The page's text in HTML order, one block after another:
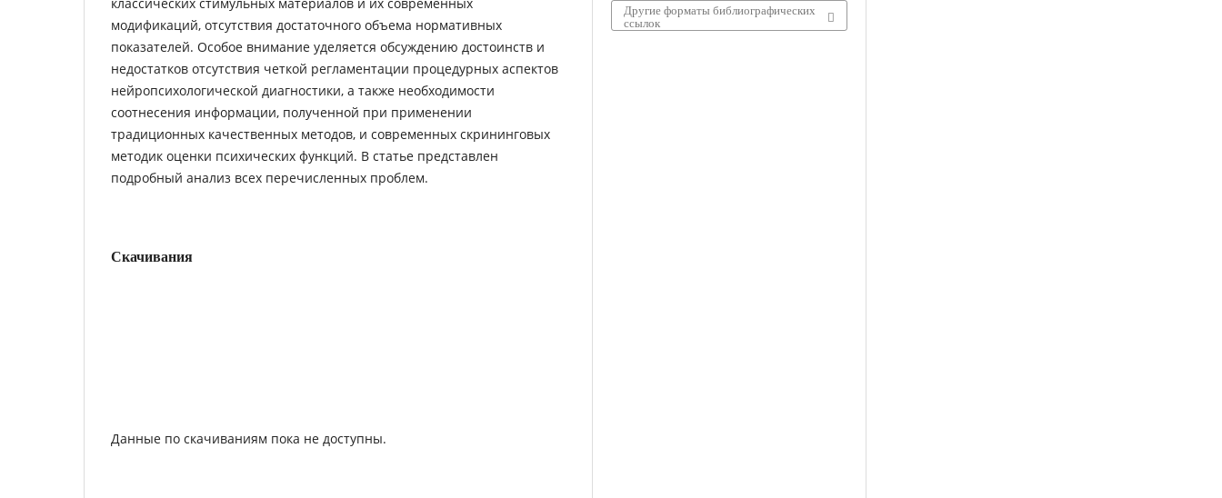
модификаций, отсутствия достаточного объема нормативных
показателей. Особое внимание уделяется обсуждению достоинств и
недостатков отсутствия четкой регламентации процедурных аспектов
нейропсихологической диагностики, а также необходимости
соотнесения информации, полученной при применении
традиционных качественных методов, и современных скрининговых
методик оценки психических функций. В статье представлен
подробный анализ всех перечисленных проблем.
Скачивания
Данные по скачиваниям пока не доступны.
Другие форматы библиографических
ссылок